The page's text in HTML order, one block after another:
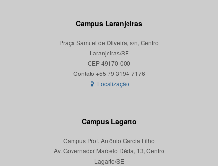
Campus Laranjeiras
Praça Samuel de Oliveira, s/n, Centro
Laranjeiras/SE
CEP 49170-000
Localização
Campus Lagarto
Campus Prof. Antônio Garcia Filho
Av. Governador Marcelo Déda, 13, Centro
Lagarto/SE